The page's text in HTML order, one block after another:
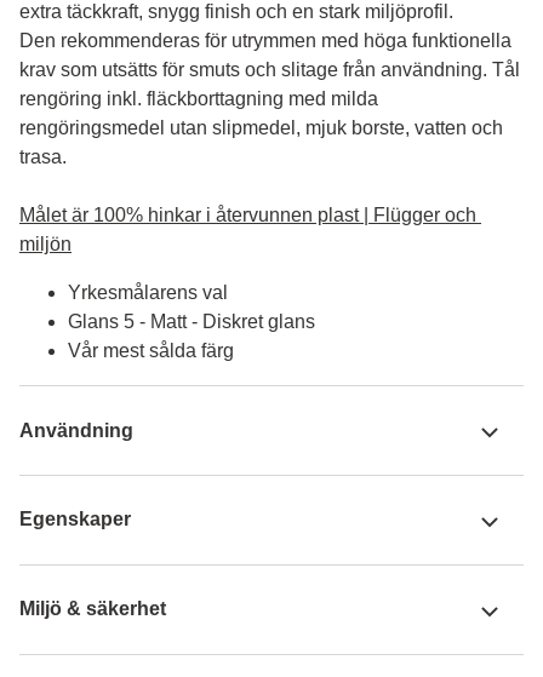
extra täckkraft, snygg finish och en stark miljöprofil.
Den rekommenderas för utrymmen med höga funktionella
krav som utsätts för smuts och slitage från användning. Tål
rengöring inkl. fläckborttagning med milda
rengöringsmedel utan slipmedel, mjuk borste, vatten och
trasa.
Målet är 100% hinkar i återvunnen plast | Flügger och
miljön
Yrkesmålarens val
Glans 5 - Matt - Diskret glans
Vår mest sålda färg
Användning
Egenskaper
Miljö & säkerhet